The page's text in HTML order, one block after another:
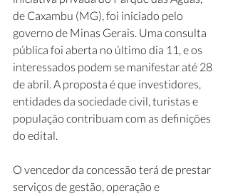
de Caxambu (MG), foi iniciado pelo
governo de Minas Gerais. Uma consulta
pública foi aberta no último dia 11, e os
interessados podem se manifestar até 28
de abril. A proposta é que investidores,
entidades da sociedade civil, turistas e
população contribuam com as definições
do edital.
O vencedor da concessão terá de prestar
serviços de gestão, operação e